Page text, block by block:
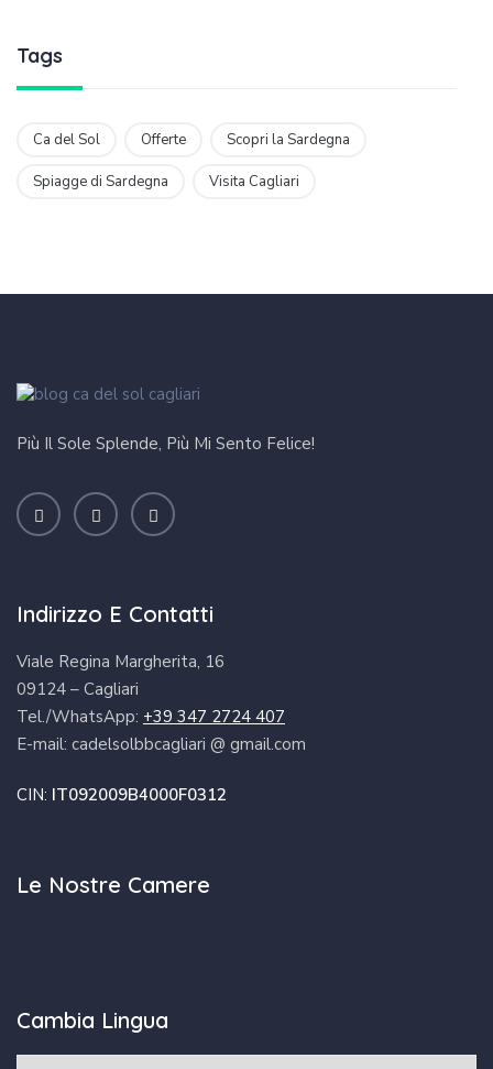
Tags
Ca del Sol Offerte Scopri la Sardegna
Spiagge di Sardegna Visita Cagliari
Più Il Sole Splende, Più Mi Sento Felice!
Indirizzo E Contatti
Viale Regina Margherita, 16
09124 – Cagliari
Tel./WhatsApp: +39 347 2724 407
E-mail: cadelsolbbcagliari @ gmail.com
CIN: IT092009B4000F0312
Le Nostre Camere
Cambia Lingua